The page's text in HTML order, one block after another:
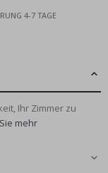
4-7 TAGE
Ihr Zimmer zu
mehr